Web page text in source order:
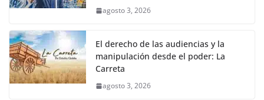
agosto 3, 2026
El derecho de las audiencias y la
manipulación desde el poder: La
Carreta
agosto 3, 2026